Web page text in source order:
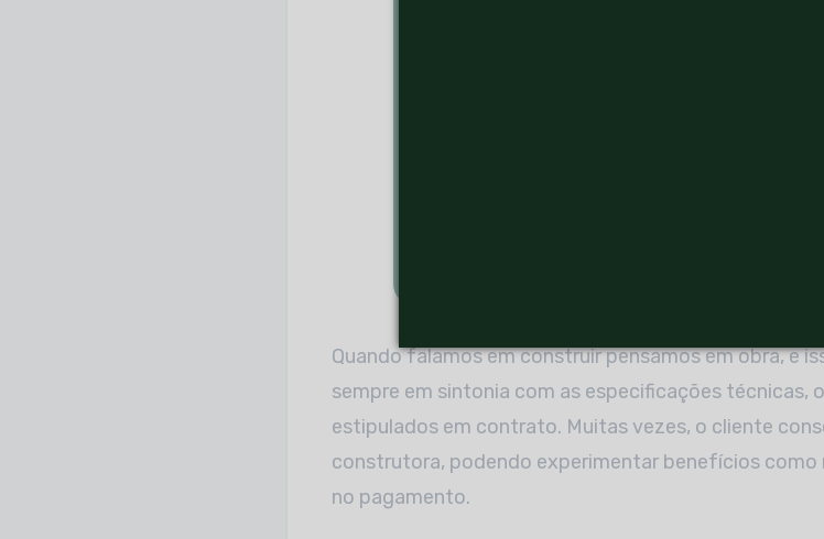
Quando falamos em construir pensamos em obra, e
sempre em sintonia com as especificações técnicas,
estipulados em contrato. Muitas vezes, o cliente
construtora, podendo experimentar benefícios como
no pagamento.